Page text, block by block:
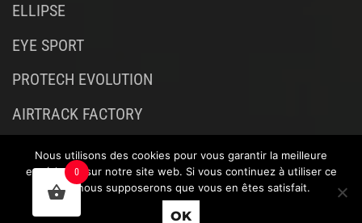
ELLIPSE
EYE SPORT
PROTECH EVOLUTION
AIRTRACK FACTORY
0
Nous utilisons des cookies pour vous garantir la meilleure
expérience sur notre site web. Si vous continuez à utiliser ce
site, nous supposerons que vous en êtes satisfait.
OK